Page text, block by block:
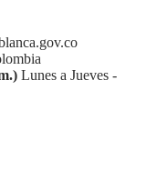
Lunes a Jueves -